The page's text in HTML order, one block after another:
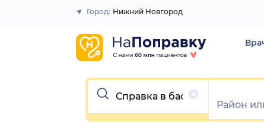
Закрыть
Город: Нижний Новгород
Очистить